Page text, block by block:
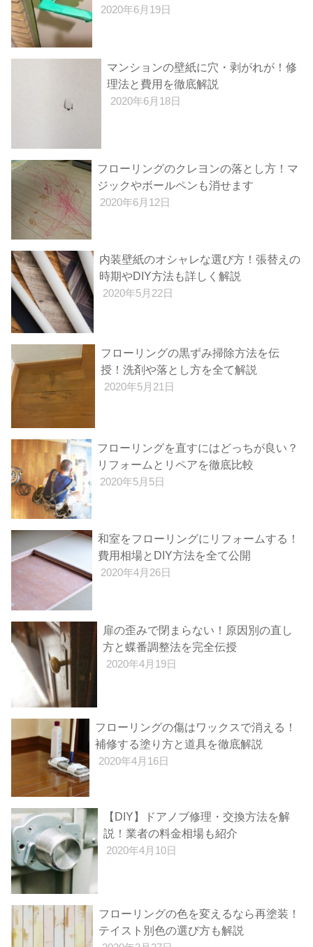
2020年6月19日
マンションの壁紙に穴・剥がれが！修
理法と費用を徹底解説
2020年6月18日
フローリングのクレヨンの落とし方！マ
ジックやボールペンも消せます
2020年6月12日
内装壁紙のオシャレな選び方！張替えの
時期やDIY方法も詳しく解説
2020年5月22日
フローリングの黒ずみ掃除方法を伝
授！洗剤や落とし方を全て解説
2020年5月21日
フローリングを直すにはどっちが良い？
リフォームとリペアを徹底比較
2020年5月5日
和室をフローリングにリフォームする！
費用相場とDIY方法を全て公開
2020年4月26日
扉の歪みで閉まらない！原因別の直し
方と蝶番調整法を完全伝授
2020年4月19日
フローリングの傷はワックスで消える！
補修する塗り方と道具を徹底解説
2020年4月16日
【DIY】ドアノブ修理・交換方法を解
説！業者の料金相場も紹介
2020年4月10日
フローリングの色を変えるなら再塗装！
テイスト別色の選び方も解説